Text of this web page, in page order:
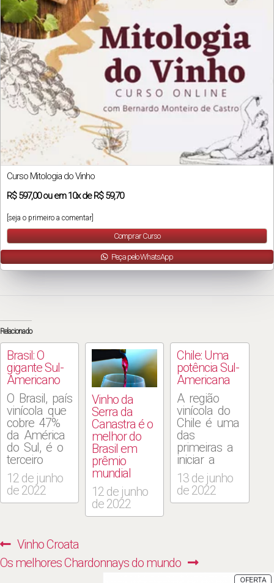
Curso Mitologia do Vinho
R$597,00ou em10xde R$ 59,70
[seja o primeiro a comentar]
Comprar Curso
Peça pelo WhatsApp
Relacionado
Brasil: O
gigante Sul-
Americano
O Brasil, país
vinícola que
cobre 47%
da América
do Sul, é o
terceiro
maior
produtor de
vinho do
90.000
hectares de
vinhas. No
12 de junho
de 2022
Vinho da
Serra da
Canastra é o
melhor do
Brasil em
prêmio
mundial
12 de junho
de 2022
Chile: Uma
potência Sul-
Americana
A região
vinícola do
Chile é uma
das
primeiras a
iniciar a
produção de
vinho dos
países
espanhóis
trouxeram
13 de junho
de 2022
Navegação
de
Previous
post:
Vinho Croata
Next
Os melhores Chardonnays do mundo
OFERTA